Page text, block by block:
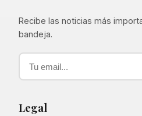
Recibe las noticias más
bandeja.
Legal